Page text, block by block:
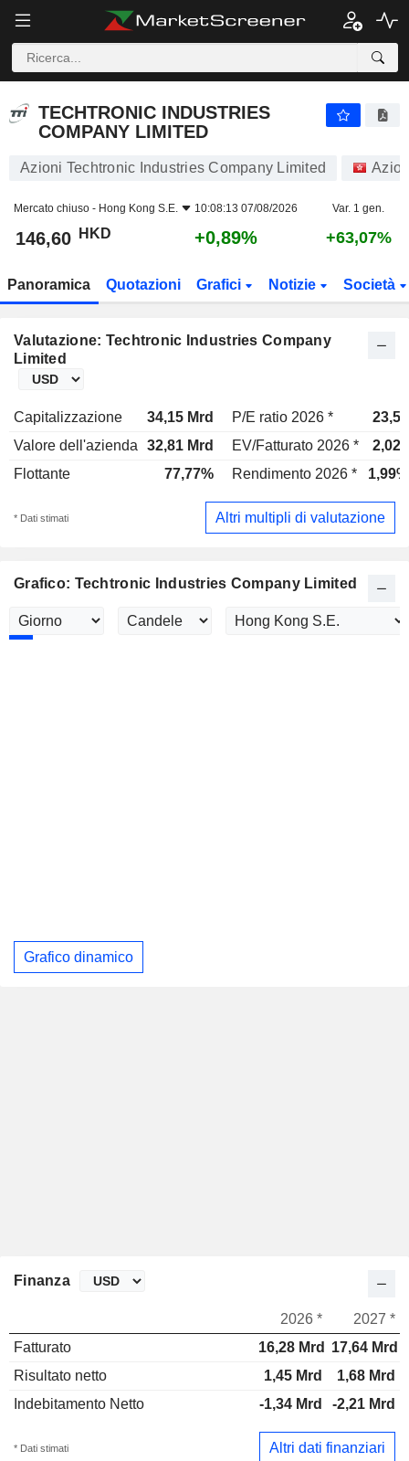
TECHTRONIC INDUSTRIES
COMPANY LIMITED
Azioni Techtronic Industries Company Limited
Mercato chiuso - Hong Kong S.E. 10:08:13 07/08/2026 Var. 1 gen.
146,60 HKD +0,89% +63,07%
Panoramica Quotazioni Grafici Notizie Società
Valutazione: Techtronic Industries Company
Limited
Capitalizzazione 34,15 Mrd P/E ratio 2026 *
23,5x
Valore dell'azienda
32,81 Mrd EV/Fatturato 2026 *
2,02x
Flottante
77,77% Rendimento 2026 * 1,99%
* Dati stimati Altri multipli di valutazione
Grafico: Techtronic Industries Company Limited
Grafico dinamico
Finanza
2026 *
2027 *
Fatturato
16,28 Mrd
17,64 Mrd
Risultato netto
1,45 Mrd
1,68 Mrd
Indebitamento Netto
-1,34 Mrd -2,21 Mrd
* Dati stimati Altri dati finanziari